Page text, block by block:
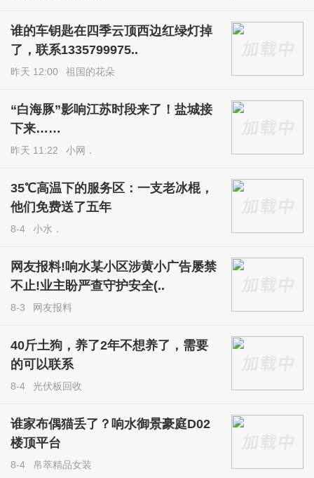
谁的车钥匙在四季云顶西边红绿灯掉
了，联系1335799975..
昨天 12:00 祖国的花朵
“白海豚”影响江苏时段来了！盐城接
下来……
昨天 11:22 小网．
35℃高温下的服务区：一支老冰棍，
他们免费送了五年
8-4 小水．
网友报料!响水某小区涉黄小广告屡禁
不止!业主盼严查守护安全(..
8-3 网友报料
40斤土狗，养了2年不想养了，需要
的可以联系
8-4 光伏板回收
谁家布偶猫丢了？响水御景豪庭D02
楼顶平台
8-4 帛萃精品女装